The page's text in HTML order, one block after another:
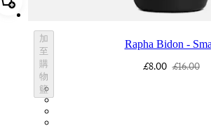
加進購物籃 Rapha Bidon - Small
加
至
購
物
籃
Rapha Bidon -
£8.00 £16.00